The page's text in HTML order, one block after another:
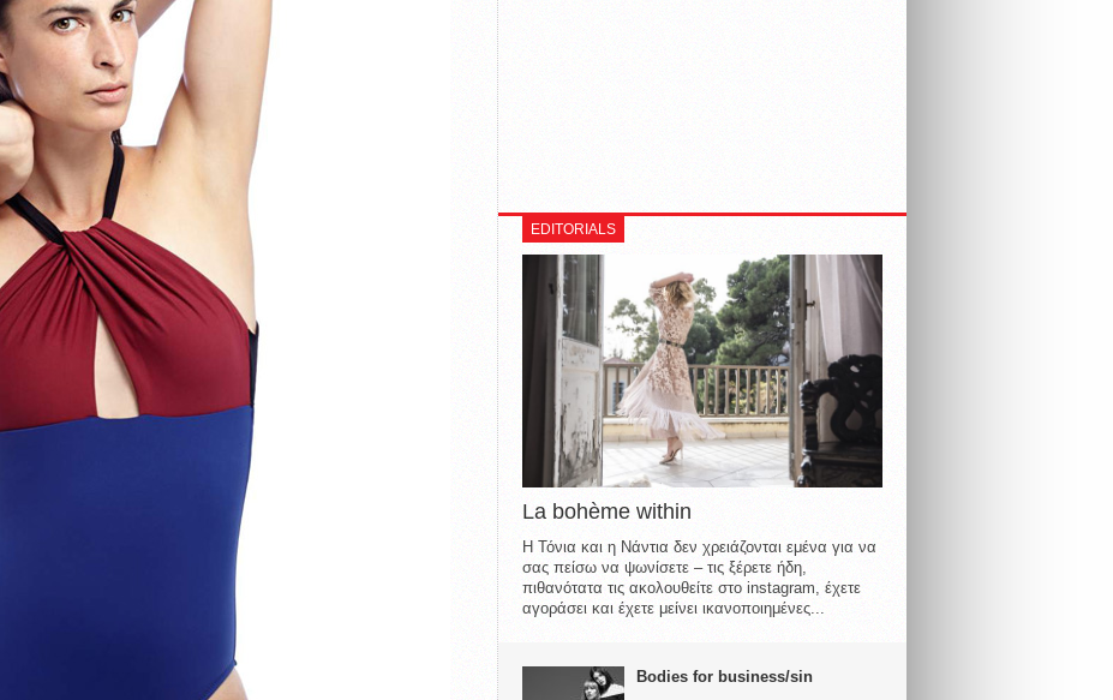
EDITORIALS
La bohème within
Η Τόνια και η Νάντια δεν χρειάζονται εμένα για να
σας πείσω να ψωνίσετε – τις ξέρετε ήδη,
πιθανότατα τις ακολουθείτε στο instagram, έχετε
αγοράσει και έχετε μείνει ικανοποιημένες...
Bodies for business/sin